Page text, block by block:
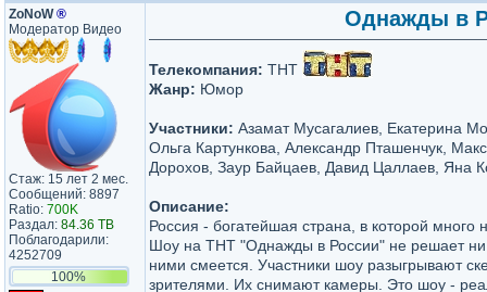
ZoNoW®
Модератор Видео
Стаж: 15 лет 2 мес.
Сообщений: 8897
Ratio: 700K
Раздал: 84.36 TB
Поблагодарили:
4252709
100%
Однажды в
Телекомпания: ТНТ
Жанр: Юмор
Участники: Азамат Мусагалиев, Екатерина
Ольга Картункова, Александр Пташенчук,
Дорохов, Заур Байцаев, Давид Цаллаев, Яна
Описание:
Россия - богатейшая страна, в которой
Шоу на ТНТ "Однажды в России" не решает
ними смеется. Участники шоу разыгрывают
зрителями. Их снимают камеры. Это шоу -